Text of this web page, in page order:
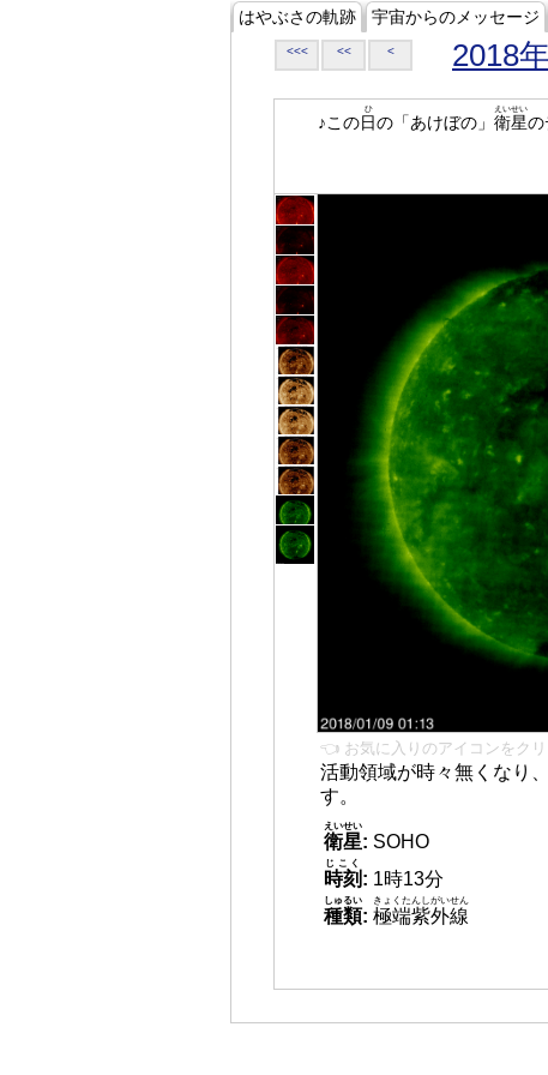
はやぶさの軌跡 宇宙からのメッセージ
<<< << < 2018
♪この日
ひ
の「あけぼの」 衛星
えいせい
の
👈 お気に入りのアイコンをクリ
活動領域が時々無くなり
す。
衛星
えいせい
: SOHO
時刻
じこく
: 1時13分
種類
しゅるい
: 極端紫外線
きょくたんしがいせん